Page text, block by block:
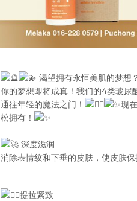
渴望拥有永恒美肌的梦想
你的梦想即将成真！我们的4类玻尿
通往年轻的魔法之门！
现
松拥有！
深度滋润
消除表情纹和下垂的皮肤，使皮肤
提拉紧致